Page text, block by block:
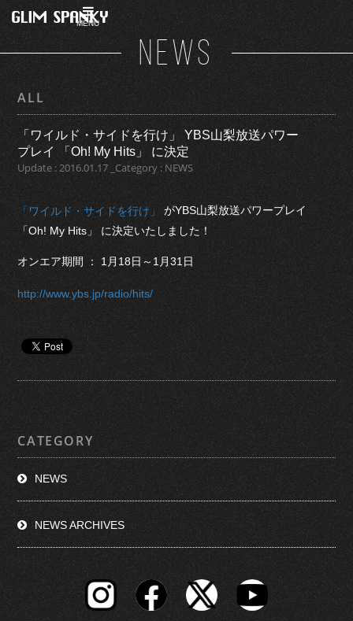
MENU
NEWS
ALL
「ワイルド・サイドを行け」 YBS山梨放送パワー
プレイ 「Oh! My Hits」 に決定
Update : 2016.01.17 _Category : NEWS
「ワイルド・サイドを行け」
がYBS山梨放送パワープレイ
「Oh! My Hits」 に決定いたしました！
オンエア期間 ： 1月18日～1月31日
http://www.ybs.jp/radio/hits/
CATEGORY
NEWS
NEWS ARCHIVES